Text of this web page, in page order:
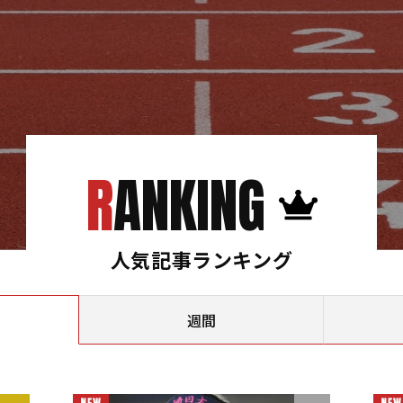
RANKING
人気記事ランキング
週間